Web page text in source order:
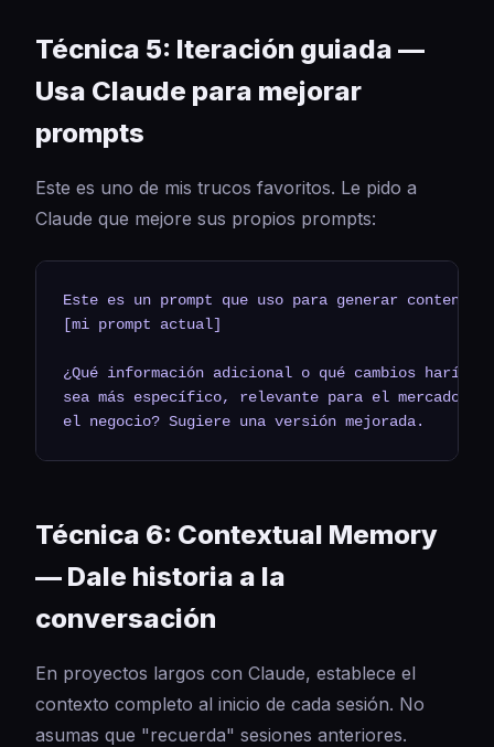
Técnica 5: Iteración guiada —
Usa Claude para mejorar
prompts
Este es uno de mis trucos favoritos. Le pido a
Claude que mejore sus propios prompts:
Este es un prompt que uso para generar
[mi prompt actual]
¿Qué información adicional o qué cambios harías
sea más específico, relevante para el mercado
el negocio? Sugiere una versión mejorada.
Técnica 6: Contextual Memory
— Dale historia a la
conversación
En proyectos largos con Claude, establece el
contexto completo al inicio de cada sesión. No
asumas que "recuerda" sesiones anteriores.